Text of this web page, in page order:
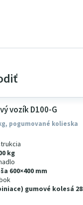
vozík D100-G
pogumované kolieska
kg
600×400 mm
gumové kolesá